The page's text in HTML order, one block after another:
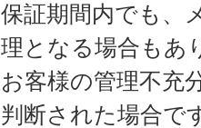
保証期間内でも、
理となる場合もあ
お客様の管理不充
判断された場合で